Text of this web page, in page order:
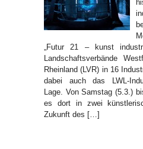
„Futur 21 – kunst
Landschaftsverbände
Rheinland (LVR) in 16
dabei auch das LWL-
Lage. Von Samstag (5.3.)
es dort in zwei
Zukunft des […]